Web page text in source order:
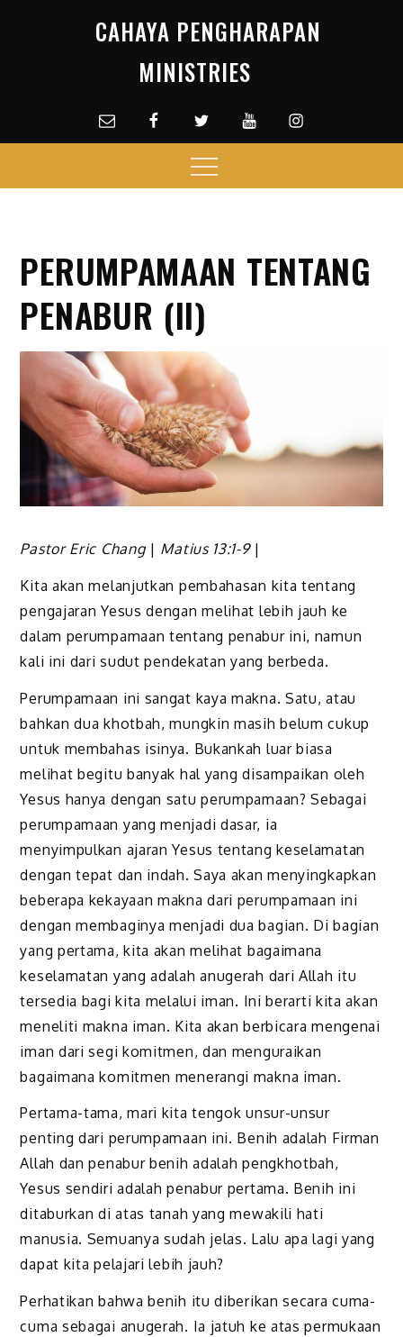
CAHAYA PENGHARAPAN
MINISTRIES
Email facebookTwitterYoutubeInstagram
Menu
PERUMPAMAAN TENTANG
PENABUR (II)
Pastor Eric Chang | Matius 13:1-9 |
Kita akan melanjutkan pembahasan kita tentang
pengajaran Yesus dengan melihat lebih jauh ke
dalam perumpamaan tentang penabur ini, namun
kali ini dari sudut pendekatan yang berbeda.
Perumpamaan ini sangat kaya makna. Satu, atau
bahkan dua khotbah, mungkin masih belum cukup
untuk membahas isinya. Bukankah luar biasa
melihat begitu banyak hal yang disampaikan oleh
Yesus hanya dengan satu perumpamaan? Sebagai
perumpamaan yang menjadi dasar, ia
menyimpulkan ajaran Yesus tentang keselamatan
dengan tepat dan indah. Saya akan menyingkapkan
beberapa kekayaan makna dari perumpamaan ini
dengan membaginya menjadi dua bagian. Di bagian
yang pertama, kita akan melihat bagaimana
keselamatan yang adalah anugerah dari Allah itu
tersedia bagi kita melalui iman. Ini berarti kita akan
meneliti makna iman. Kita akan berbicara mengenai
iman dari segi komitmen, dan menguraikan
bagaimana komitmen menerangi makna iman.
Pertama-tama, mari kita tengok unsur-unsur
penting dari perumpamaan ini. Benih adalah Firman
Allah dan penabur benih adalah pengkhotbah,
Yesus sendiri adalah penabur pertama. Benih ini
ditaburkan di atas tanah yang mewakili hati
manusia. Semuanya sudah jelas. Lalu apa lagi yang
dapat kita pelajari lebih jauh?
Perhatikan bahwa benih itu diberikan secara cuma-
cuma sebagai anugerah. Ia jatuh ke atas permukaan